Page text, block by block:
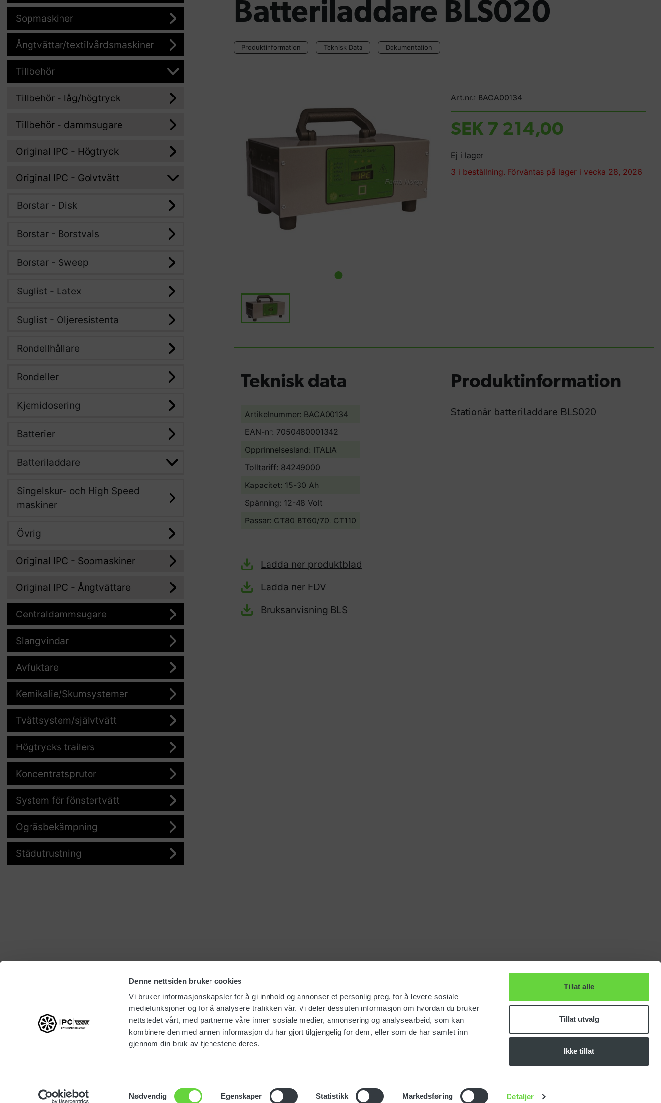
Denne nettsiden bruker cookies
Vi bruker informasjonskapsler for å gi innhold og annonser et personlig preg, for å levere sosiale
mediefunksjoner og for å analysere trafikken vår. Vi deler dessuten informasjon om hvordan du bruker
nettstedet vårt, med partnerne våre innen sosiale medier, annonsering og analysearbeid, som kan
kombinere den med annen informasjon du har gjort tilgjengelig for dem, eller som de har samlet inn
gjennom din bruk av tjenestene deres.
Samtykkevalg
Nødvendig Egenskaper Statistikk Markedsføring Detaljer
Tillat alle
Tillat utvalg
Ikke tillat
Sopmaskiner
Ångtvättar/textilvårdsmaskiner
Tillbehör
Tillbehör - låg/högtryck
Tillbehör - dammsugare
Original IPC - Högtryck
Original IPC - Golvtvätt
Borstar - Disk
Borstar - Borstvals
Borstar - Sweep
Suglist - Latex
Suglist - Oljeresistenta
Rondellhållare
Rondeller
Kjemidosering
Batterier
Batteriladdare
Singelskur- och High Speed
maskiner
Övrig
Original IPC - Sopmaskiner
Original IPC - Ångtvättare
Centraldammsugare
Slangvindar
Avfuktare
Kemikalie/Skumsystemer
Tvättsystem/självtvätt
Högtrycks trailers
Koncentratsprutor
System för fönstertvätt
Ogräsbekämpning
Städutrustning
Batteriladdare BLS020
Produktinformation Teknisk Data Dokumentation
Art.nr.: BACA00134
SEK 7 214,00
Ej i lager
3 i beställning. Förväntas på lager i vecka 28, 2026
Teknisk data
Artikelnummer: BACA00134
EAN-nr: 7050480001342
Opprinnelsesland: ITALIA
Tolltariff: 84249000
Kapacitet: 15-30 Ah
Spänning: 12-48 Volt
Passar: CT80 BT60/70, CT110
Ladda ner produktblad
Ladda ner FDV
Bruksanvisning BLS
Produktinformation
Stationär batteriladdare BLS020